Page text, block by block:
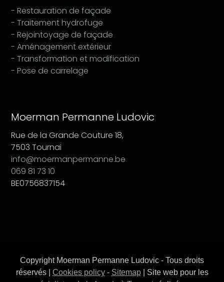
- Restauration de façade
- Traitement hydrofuge
- Rejointoyage de façade
- Aménagement extérieur
- Transformation et modification
- Pose de carrelage
Moerman Permanne Ludovic
Rue de la Grande Couture 18,
7503 Tournai
info@moermanpermanne.be
069 81 73 10
BE0756837154
Copyright Moerman Permanne Ludovic - Tous droits
réservés | Cookies policy- Sitemap| Site web pour les